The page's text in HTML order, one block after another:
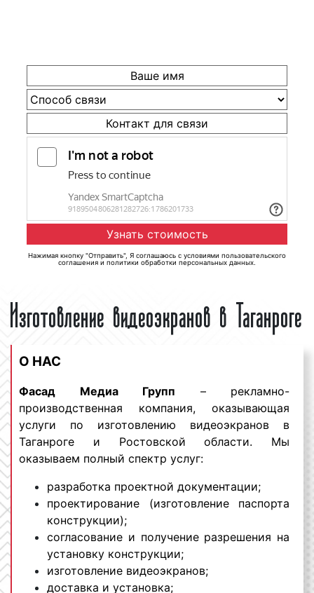
Нажимая кнопку "Отправить", Я соглашаюсь с условиями пользовательского
соглашения и политики обработки персональных данных
Изготовление видеоэкранов в Таганроге
О НАС
Фасад Медиа Групп – рекламно-
производственная компания, оказывающая
услуги по изготовлению видеоэкранов в
Таганроге и Ростовской области. Мы
оказываем полный спектр услуг:
разработка проектной документации;
проектирование (изготовление паспорта
конструкции);
согласование и получение разрешения на
установку конструкции;
изготовление видеоэкранов;
доставка и установка;